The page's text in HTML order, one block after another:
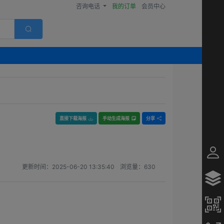
咨询电话 我的订单 会员中心
直接下载海报 手动生成海报 分享
更新时间： 2025-06-20 13:35:40 浏览量： 630